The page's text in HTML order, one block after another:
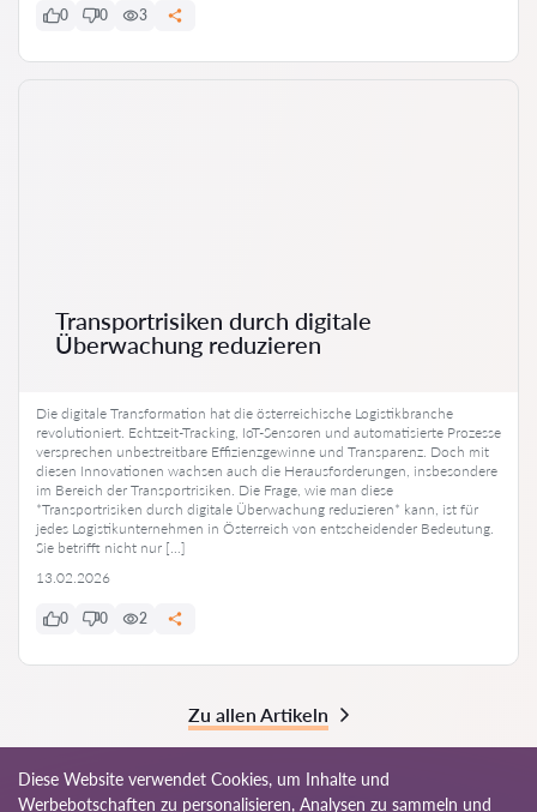
0 0 3
Transportrisiken durch digitale
Überwachung reduzieren
Die digitale Transformation hat die österreichische Logistikbranche
revolutioniert. Echtzeit-Tracking, IoT-Sensoren und automatisierte Prozesse
versprechen unbestreitbare Effizienzgewinne und Transparenz. Doch mit
diesen Innovationen wachsen auch die Herausforderungen, insbesondere
im Bereich der Transportrisiken. Die Frage, wie man diese
*Transportrisiken durch digitale Überwachung reduzieren* kann, ist für
jedes Logistikunternehmen in Österreich von entscheidender Bedeutung.
Sie betrifft nicht nur […]
13.02.2026
0 0 2
Zu allen Artikeln
Diese Website verwendet Cookies, um Inhalte und
Werbebotschaften zu personalisieren, Analysen zu sammeln und